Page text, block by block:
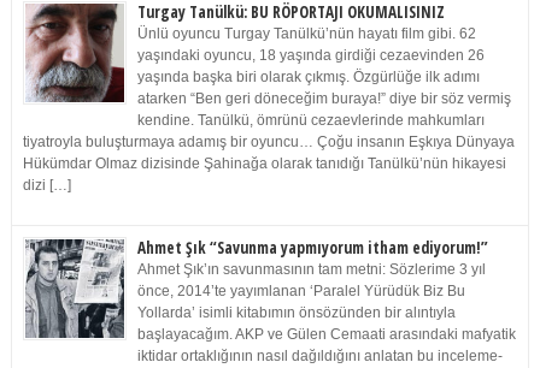
Turgay Tanülkü: BU RÖPORTAJI OKUMALISINIZ
Ünlü oyuncu Turgay Tanülkü’nün hayatı film gibi. 62
yaşındaki oyuncu, 18 yaşında girdiği cezaevinden 26
yaşında başka biri olarak çıkmış. Özgürlüğe ilk adımı
atarken “Ben geri döneceğim buraya!” diye bir söz vermiş
kendine. Tanülkü, ömrünü cezaevlerinde mahkumları
tiyatroyla buluşturmaya adamış bir oyuncu… Çoğu insanın Eşkıya Dünyaya
Hükümdar Olmaz dizisinde Şahinağa olarak tanıdığı Tanülkü’nün hikayesi
dizi […]
Ahmet Şık “Savunma yapmıyorum itham ediyorum!”
Ahmet Şık’ın savunmasının tam metni: Sözlerime 3 yıl
önce, 2014’te yayımlanan ‘Paralel Yürüdük Biz Bu
Yollarda’ isimli kitabımın önsözünden bir alıntıyla
başlayacağım. AKP ve Gülen Cemaati arasındaki mafyatik
iktidar ortaklığının nasıl dağıldığını anlatan bu inceleme-